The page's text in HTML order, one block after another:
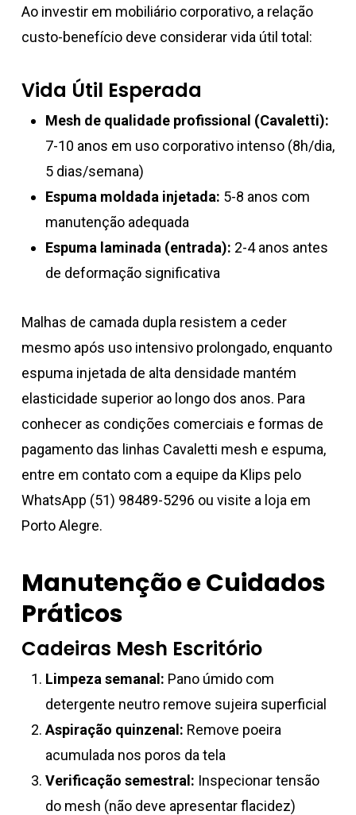
Ao investir em mobiliário corporativo, a relação
custo-benefício deve considerar vida útil total:
Vida Útil Esperada
Mesh de qualidade profissional (Cavaletti):
7-10 anos em uso corporativo intenso (8h/dia,
5 dias/semana)
Espuma moldada injetada: 5-8 anos com
manutenção adequada
Espuma laminada (entrada): 2-4 anos antes
de deformação significativa
Malhas de camada dupla resistem a ceder
mesmo após uso intensivo prolongado, enquanto
espuma injetada de alta densidade mantém
elasticidade superior ao longo dos anos. Para
conhecer as condições comerciais e formas de
pagamento das linhas Cavaletti mesh e espuma,
entre em contato com a equipe da Klips pelo
WhatsApp (51) 98489-5296 ou visite a loja em
Porto Alegre.
Manutenção e Cuidados
Práticos
Cadeiras Mesh Escritório
Limpeza semanal: Pano úmido com
detergente neutro remove sujeira superficial
Aspiração quinzenal: Remove poeira
acumulada nos poros da tela
Verificação semestral: Inspecionar tensão
do mesh (não deve apresentar flacidez)